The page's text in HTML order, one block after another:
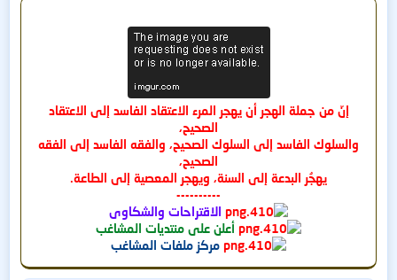
إنّ من جملة الهجر أن يهجر المرء الاعتقاد الفاسد إلى الاعتقاد
الصحيح،
والسلوك الفاسد إلى السلوك الصحيح، والفقه الفاسد إلى الفقه
الصحيح،
يهجُر البدعة إلى السنة، ويهجر المعصية إلى الطاعة.
----------
الاقتراحات والشكاوى
أعلن على منتديات المشاغب
مركز ملفات المشاغب